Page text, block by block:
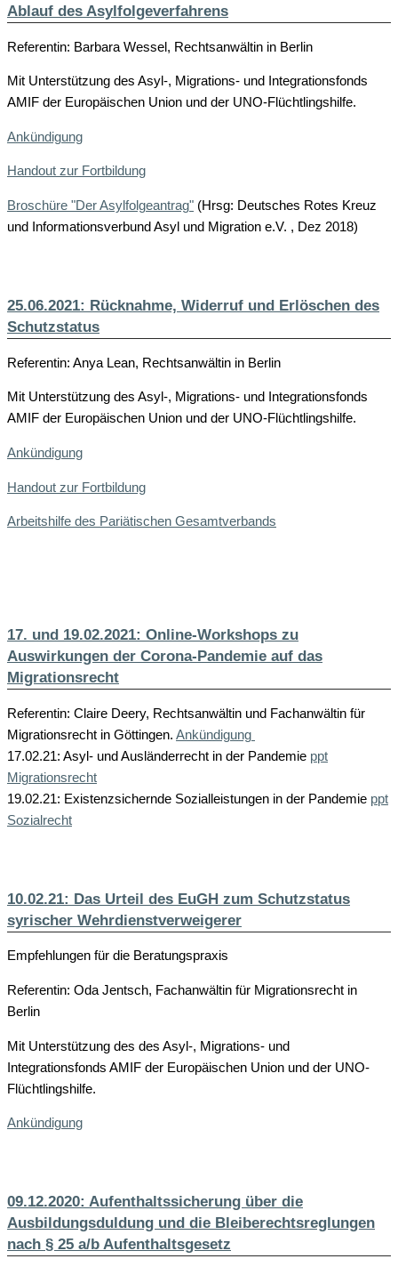
Ablauf des Asylfolgeverfahrens
Referentin: Barbara Wessel, Rechtsanwältin in Berlin
Mit Unterstützung des Asyl-, Migrations- und Integrationsfonds
AMIF der Europäischen Union und der UNO-Flüchtlingshilfe.
Ankündigung
Handout zur Fortbildung
Broschüre "Der Asylfolgeantrag" (Hrsg: Deutsches Rotes Kreuz
und Informationsverbund Asyl und Migration e.V. , Dez 2018)
25.06.2021: Rücknahme, Widerruf und Erlöschen des
Schutzstatus
Referentin: Anya Lean, Rechtsanwältin in Berlin
Mit Unterstützung des Asyl-, Migrations- und Integrationsfonds
AMIF der Europäischen Union und der UNO-Flüchtlingshilfe.
Ankündigung
Handout zur Fortbildung
Arbeitshilfe des Pariätischen Gesamtverbands
17. und 19.02.2021: Online-Workshops zu
Auswirkungen der Corona-Pandemie auf das
Migrationsrecht
Referentin: Claire Deery, Rechtsanwältin und Fachanwältin für
Migrationsrecht in Göttingen. Ankündigung
17.02.21: Asyl- und Ausländerrecht in der Pandemie ppt
Migrationsrecht
19.02.21: Existenzsichernde Sozialleistungen in der Pandemie ppt
Sozialrecht
10.02.21: Das Urteil des EuGH zum Schutzstatus
syrischer Wehrdienstverweigerer
Empfehlungen für die Beratungspraxis
Referentin: Oda Jentsch, Fachanwältin für Migrationsrecht in
Berlin
Mit Unterstützung des des Asyl-, Migrations- und
Integrationsfonds AMIF der Europäischen Union und der UNO-
Flüchtlingshilfe.
Ankündigung
09.12.2020: Aufenthaltssicherung über die
Ausbildungsduldung und die Bleiberechtsreglungen
nach § 25 a/b Aufenthaltsgesetz